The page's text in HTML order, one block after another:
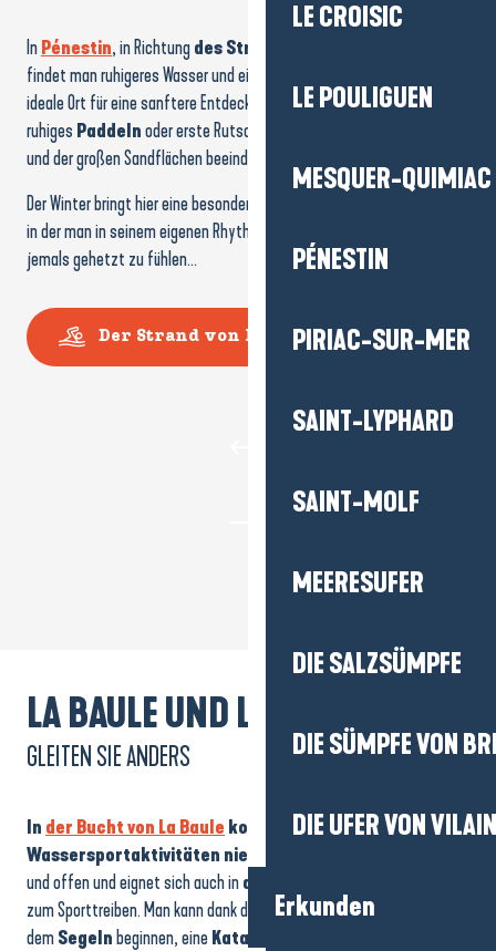
LE CROISIC
LE POULIGUEN
MESQUER-QUIMIAC
PÉNESTIN
PIRIAC-SUR-MER
SAINT-LYPHARD
SAINT-MOLF
MEERESUFER
DIE SALZSÜMPFE
DIE SÜMPFE VON
DIE UFER VON
Erkunden
InPénestin, in Richtungdes Strandes von Poudrantais
findet man ruhigeres Wasser und ein geschütztes Relief. Dies ist der
ideale Ort für eine sanftere Entdeckung:
Wasserwandern, sehr
ruhiges Paddelnoder erste Rutschpartien in einer dank der Klippen
und der großen Sandflächen beeindruckenden Umgebung.
Der Winter bringt hier eine besondere, fast stille Atmosphäre mit sich,
in der man in seinem eigenen Rhythmus vorankommt, ohne sich
jemals gehetzt zu fühlen…
Der Strand von Poudrantais
LA BAULE UND LE POULIGUEN,
GLEITEN SIE ANDERS
In der Bucht von La Baule kommen die
Wassersportaktivitäten nie zur Ruhe.
und offen und eignet sich auch inder Nebensaison
zum Sporttreiben. Man kann dank des regelmäßigen Westwinds mit
demSegelnbeginnen, eineKatamaranfahrt